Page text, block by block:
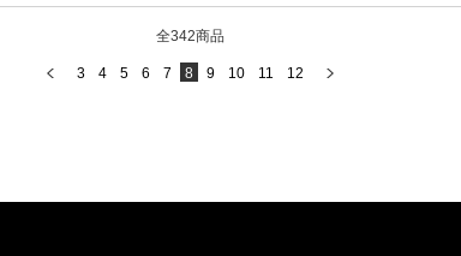
全342商品
3 4 5 6 7 8 9 10 11 12